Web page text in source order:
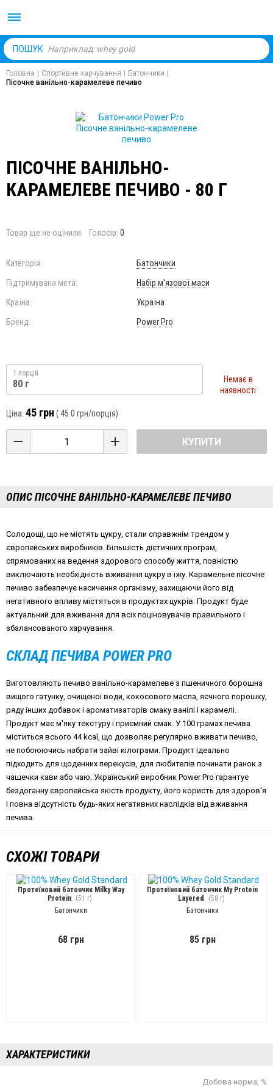
ПОШУК
Головна Спортивне харчування Батончики
Пісочне ванільно-карамелеве печиво
ПІСОЧНЕ ВАНІЛЬНО-
КАРАМЕЛЕВЕ ПЕЧИВО - 80 Г
Товар ще не оцінили Голосів: 0
Категорія:
Батончики
Підтримувана мета:
Набір м'язової маси
Країна:
Україна
Бренд:
Power Pro
1 порцій
80 г
Немає в
наявності
Ціна: 45 грн (45.0 грн/порція)
КУПИТИ
ОПИС ПІСОЧНЕ ВАНІЛЬНО-КАРАМЕЛЕВЕ ПЕЧИВО
Солодощі, що не містять цукру, стали справжнім трендом у
європейських виробників. Більшість дієтичних програм,
спрямованих на ведення здорового способу життя, повністю
виключають необхідність вживання цукру в їжу. Карамельне пісочне
печиво забезпечує насичення організму, захищаючи його від
негативного впливу містяться в продуктах цукрів. Продукт буде
актуальний для вживання для всіх поціновувачів правильного і
збалансованого харчування.
СКЛАД ПЕЧИВА POWER PRO
Виготовляють печиво ванільно-карамелеве з пшеничного борошна
вищого гатунку, очищеної води, кокосового масла, яєчного порошку,
ряду інших добавок і ароматизаторів смаку ванілі і карамелі.
Продукт має м'яку текстуру і приємний смак. У 100 грамах печива
міститься всього 44 kcal, що дозволяє регулярно вживати печиво,
не побоюючись набрати зайві кілограми. Продукт ідеально
підходить для щоденних перекусів, для любителів починати ранок з
чашечки кави або чаю. Український виробник Power Pro гарантує
бездоганну європейська якість продукту, його користь для здоров'я
і повна відсутність будь-яких негативних наслідків від вживання
печива.
СХОЖІ ТОВАРИ
Протеїновий батончик Milky Way
Protein
(51 г)
Батончики
68 грн
Протеїновий батончик My Protein
Layered
(58 г)
Батончики
85 грн
ХАРАКТЕРИСТИКИ
Добова норма, %